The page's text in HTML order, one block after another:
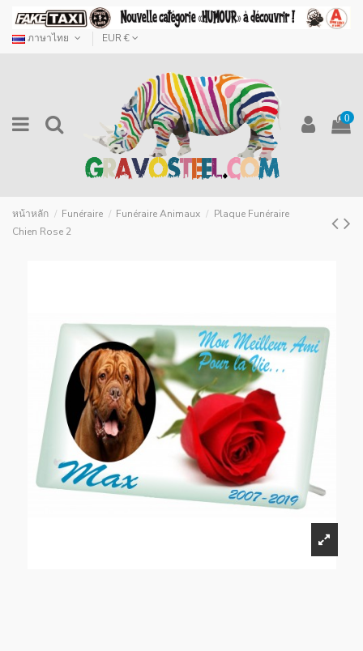
ภาษาไทย EUR €
0
หน้าหลัก Funéraire Funéraire Animaux
Plaque Funéraire
Chien Rose 2